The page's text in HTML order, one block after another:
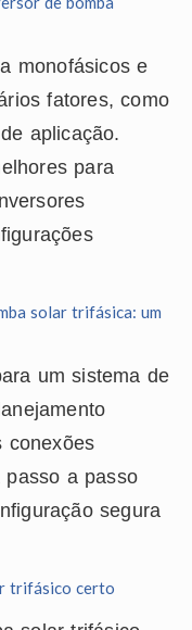
monofásicos e
fatores, como
aplicação.
para
solar trifásica: um
um sistema de
conexões
passo a passo
segura
trifásico certo